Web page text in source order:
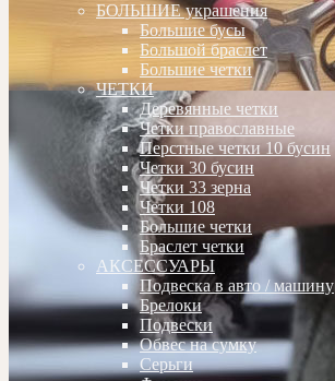
БОЛЬШИЕ украшения
Большие бусы
Большой браслет
Большие четки
ЧЕТКИ
Деревянные четки
Четки православные
Перстные четки 10 бусин
Четки 30 бусин
Четки 33 зерна
Четки 108
Большие четки
Браслет четки
АКСЕССУАРЫ
Подвеска в авто / машину
Брелоки
Подвески
Обвес на сумку
Серьги